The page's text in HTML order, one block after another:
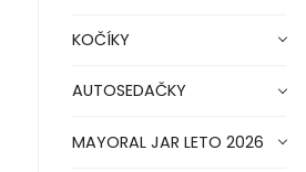
KOČÍKY
AUTOSEDAČKY
MAYORAL JAR LETO 2026